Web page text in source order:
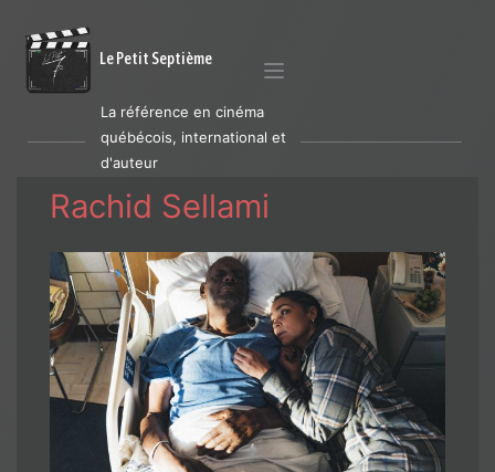
Le Petit Septième
La référence en cinéma
québécois, international et
d'auteur
Rachid Sellami